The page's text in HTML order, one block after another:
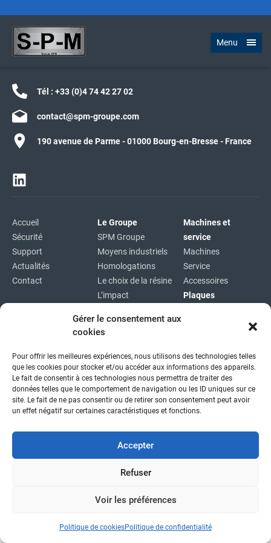
Gérer le consentement aux
cookies
Pour offrir les meilleures expériences, nous utilisons des technologies telles
que les cookies pour stocker et/ou accéder aux informations des appareils.
Le fait de consentir à ces technologies nous permettra de traiter des
données telles que le comportement de navigation ou les ID uniques sur ce
site. Le fait de ne pas consentir ou de retirer son consentement peut avoir
un effet négatif sur certaines caractéristiques et fonctions.
Accepter
Refuser
Voir les préférences
Politique de cookiesPolitique de confidentialité
Menu
Tél : +33 (0)4 74 42 27 02
contact@spm-groupe.com
190 avenue de Parme - 01000 Bourg-en-Bresse - France
Accueil
Sécurité
Support
Actualités
Contact
Le Groupe
SPM Groupe
Moyens industriels
Homologations
Le choix de la résine
L’impact
Machines et
service
Machines
Service
Accessoires
Plaques
Plan du site
Copyright © 2026|Mentions légales|Confidentialité|
fait avec
par l'agence idcom